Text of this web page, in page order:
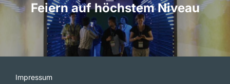
Feiern auf höchstem Niveau
Impressum